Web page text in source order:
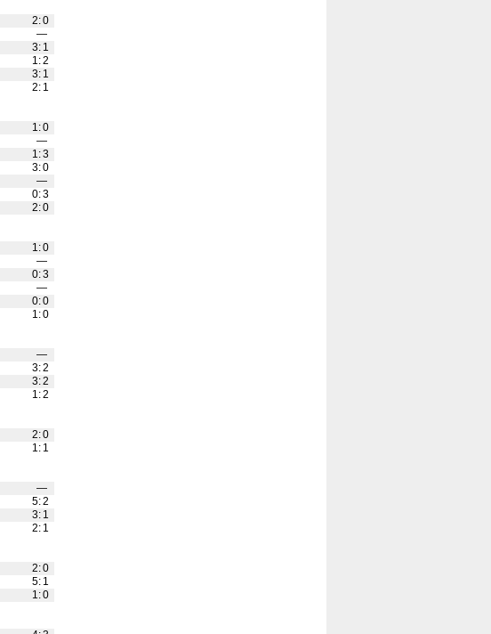
2:0
—
3: 1
1:2
3: 1
2: 1
1:0
—
1:3
3:0
—
0:3
2:0
1:0
—
0:3
—
0:0
1:0
—
3:2
3:2
1:2
2:0
1: 1
—
5:2
3: 1
2: 1
2:0
5: 1
1:0